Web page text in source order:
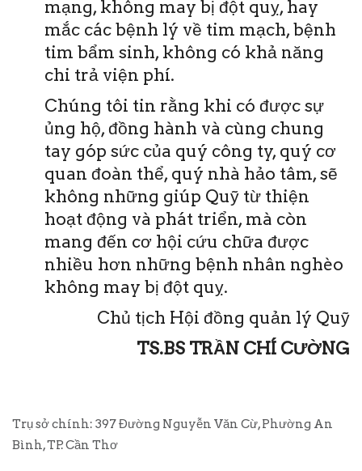
mạng, không may bị đột quỵ, hay
mắc các bệnh lý về tim mạch, bệnh
tim bẩm sinh, không có khả năng
chi trả viện phí.
Chúng tôi tin rằng khi có được sự
ủng hộ, đồng hành và cùng chung
tay góp sức của quý công ty, quý cơ
quan đoàn thể, quý nhà hảo tâm, sẽ
không những giúp Quỹ từ thiện
hoạt động và phát triển, mà còn
mang đến cơ hội cứu chữa được
nhiều hơn những bệnh nhân nghèo
không may bị đột quỵ.
Chủ tịch Hội đồng quản lý Quỹ
TS.BS TRẦN CHÍ CƯỜNG
Trụ sở chính: 397 Đường Nguyễn Văn Cừ, Phường An
Bình, TP. Cần Thơ